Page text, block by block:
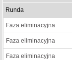
Runda
Faza eliminacyjna
Faza eliminacyjna
Faza eliminacyjna